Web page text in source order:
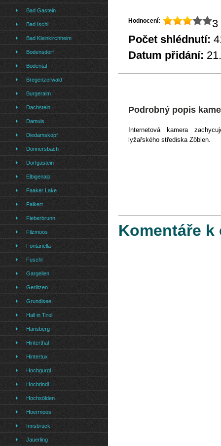
Hodnocení:
3
Počet shlédnutí:
Datum přidání:
Podrobný popis
Internetová kamera
lyžařského střediska Zöblen.
Komentáře k
Bad Gastein
Bad Ischl
Bad Kleinkirchheim
Bodensdorf
Bodental
Bregenzerwald
Burgeralm
Dachstein
Damuls
Diedamskopf
Donnersbach
Dorfgastein
Elbigenalp
Faaker Lake
Falkert
Fieberbrunn
Filzmoos
Fontanella
Fuschl
Gargellen
Gerlitzen
Grundlsee
Hall in Tirol
Hansberg
Hinterthal
Hintertux
Hochgurgl
Hochrindl
Hochsölden
Hoermoos
Innsbruck
Jauerling